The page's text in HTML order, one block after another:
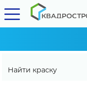
Найти краску